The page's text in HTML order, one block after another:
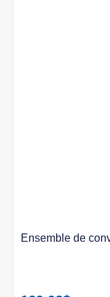
Ensemble de